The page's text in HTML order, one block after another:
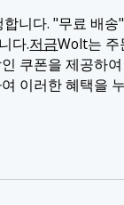
니다. "무료 배송
다.저금Wolt는 주
쿠폰을 제공하
이러한 혜택을